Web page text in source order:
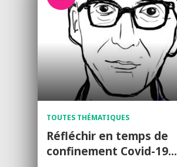
TOUTES THÉMATIQUES
Réfléchir en temps de
confinement Covid-19...